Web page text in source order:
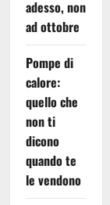
adesso, non
ad ottobre
Pompe di
calore:
quello che
non ti
dicono
quando te
le vendono